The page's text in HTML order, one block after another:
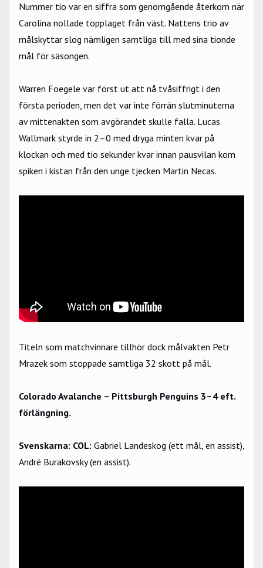
Nummer tio var en siffra som genomgående återkom när
Carolina nollade topplaget från väst. Nattens trio av
målskyttar slog nämligen samtliga till med sina tionde
mål för säsongen.
Warren Foegele var först ut att nå tvåsiffrigt i den
första perioden, men det var inte förrän slutminuterna
av mittenakten som avgörandet skulle falla. Lucas
Wallmark styrde in 2–0 med dryga minten kvar på
klockan och med tio sekunder kvar innan pausvilan kom
spiken i kistan från den unge tjecken Martin Necas.
Titeln som matchvinnare tillhör dock målvakten Petr
Mrazek som stoppade samtliga 32 skott på mål.
Colorado Avalanche – Pittsburgh Penguins 3–4 eft.
förlängning.
Svenskarna: COL: Gabriel Landeskog (ett mål, en assist),
André Burakovsky (en assist).